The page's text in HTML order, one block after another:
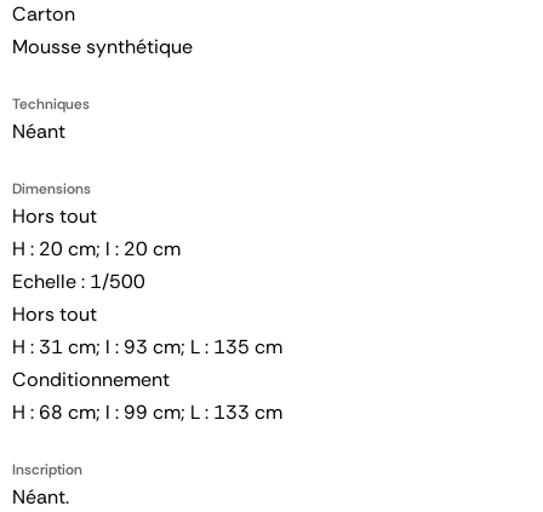
Carton
Mousse synthétique
Techniques
Néant
Dimensions
Hors tout
H : 20 cm; l : 20 cm
Echelle : 1/500
Hors tout
H : 31 cm; l : 93 cm; L : 135 cm
Conditionnement
H : 68 cm; l : 99 cm; L : 133 cm
Inscription
Néant.